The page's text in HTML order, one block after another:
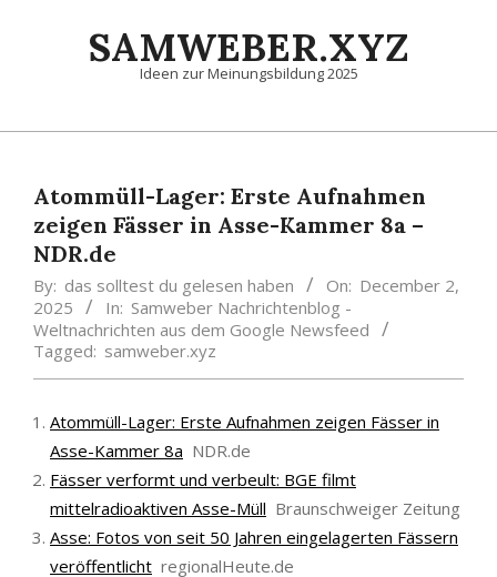
SAMWEBER.XYZ
Ideen zur Meinungsbildung 2025
Primary
MenuAtommüll-Lager: Erste Aufnahmen
zeigen Fässer in Asse-Kammer 8a –
NDR.de
By: das solltest du gelesen haben On: December 2,
2025
In: Samweber Nachrichtenblog -
Weltnachrichten aus dem Google Newsfeed
Tagged: samweber.xyz
Atommüll-Lager: Erste Aufnahmen zeigen Fässer in
Asse-Kammer 8a NDR.de
Fässer verformt und verbeult: BGE filmt
mittelradioaktiven Asse-Müll Braunschweiger Zeitung
Asse: Fotos von seit 50 Jahren eingelagerten Fässern
veröffentlicht regionalHeute.de